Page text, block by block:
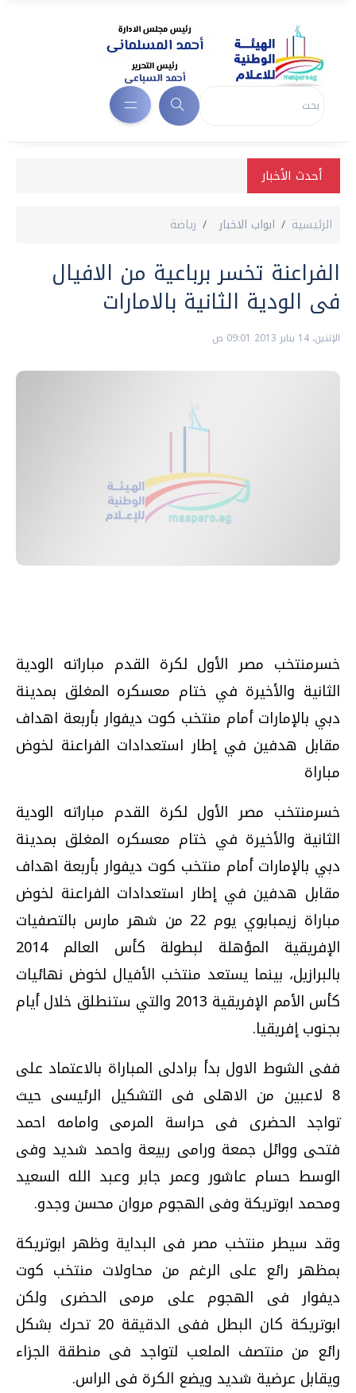
أحدث الأخبار
الرئيسية ابواب الاخبار رياضة
الفراعنة تخسر برباعية من الافيال
فى الودية الثانية بالامارات
الإثنين، 14 يناير 2013 09:01 ص
خسرمنتخب مصر الأول لكرة القدم مباراته الودية
الثانية والأخيرة في ختام معسكره المغلق بمدينة
دبي بالإمارات أمام منتخب كوت ديفوار بأربعة اهداف
مقابل هدفين في إطار استعدادات الفراعنة لخوض
مباراة
خسرمنتخب مصر الأول لكرة القدم مباراته الودية
الثانية والأخيرة في ختام معسكره المغلق بمدينة
دبي بالإمارات أمام منتخب كوت ديفوار بأربعة اهداف
مقابل هدفين في إطار استعدادات الفراعنة لخوض
مباراة زيمبابوي يوم 22 من شهر مارس بالتصفيات
الإفريقية المؤهلة لبطولة كأس العالم 2014
بالبرازيل، بينما يستعد منتخب الأفيال لخوض نهائيات
كأس الأمم الإفريقية 2013 والتي ستنطلق خلال أيام
بجنوب إفريقيا.
ففى الشوط الاول بدأ برادلى المباراة بالاعتماد على
8 لاعبين من الاهلى فى التشكيل الرئيسى حيث
تواجد الحضرى فى حراسة المرمى وامامه احمد
فتحى ووائل جمعة ورامى ربيعة واحمد شديد وفى
الوسط حسام عاشور وعمر جابر وعبد الله السعيد
ومحمد ابوتريكة وفى الهجوم مروان محسن وجدو.
وقد سيطر منتخب مصر فى البداية وظهر ابوتريكة
بمظهر رائع على الرغم من محاولات منتخب كوت
ديفوار فى الهجوم على مرمى الحضرى ولكن
ابوتريكة كان البطل ففى الدقيقة 20 تحرك بشكل
رائع من منتصف الملعب لتواجد فى منطقة الجزاء
ويقابل عرضية شديد ويضع الكرة فى الراس.